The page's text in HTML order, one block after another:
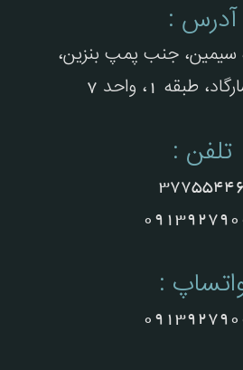
آدرس :
سیمین، جنب پمپ بنزین،
طبقه 1، واحد 7
تلفن :
37755446
: